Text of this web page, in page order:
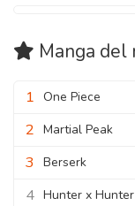
Manga del
1 One Piece
2 Martial Peak
3 Berserk
4 Hunter x Hunter